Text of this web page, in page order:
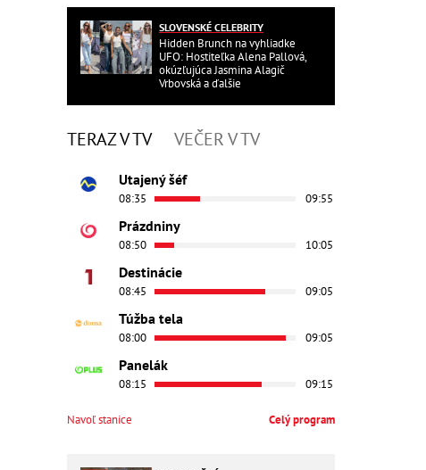
SLOVENSKÉ CELEBRITY
Hidden Brunch na vyhliadke
UFO: Hostiteľka Alena Pallová,
okúzľujúca Jasmina Alagič
Vrbovská a ďalšie
TERAZ V TV VEČER V TV
Utajený šéf
08:35 09:55
Prázdniny
08:50 10:05
Destinácie
08:45 09:05
Túžba tela
08:00 09:05
Panelák
08:15 09:15
Navoľ stanice Celý program